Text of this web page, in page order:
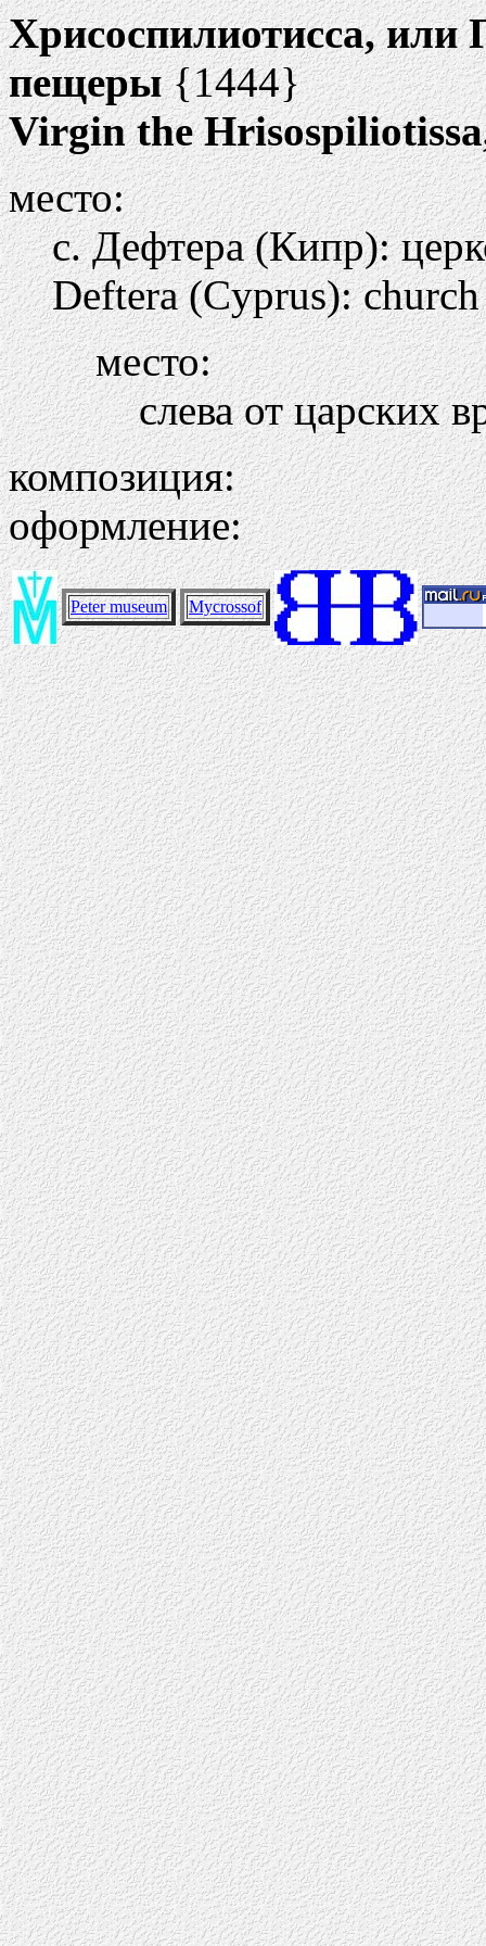
Хрисоспилиотисса, или
пещеры{1444}
Virgin the
место:
с. Дефтера (Кипр):
Deftera (Cyprus):
место:
слева от царских
композиция:
оформление:
Peter museum Mycrossof